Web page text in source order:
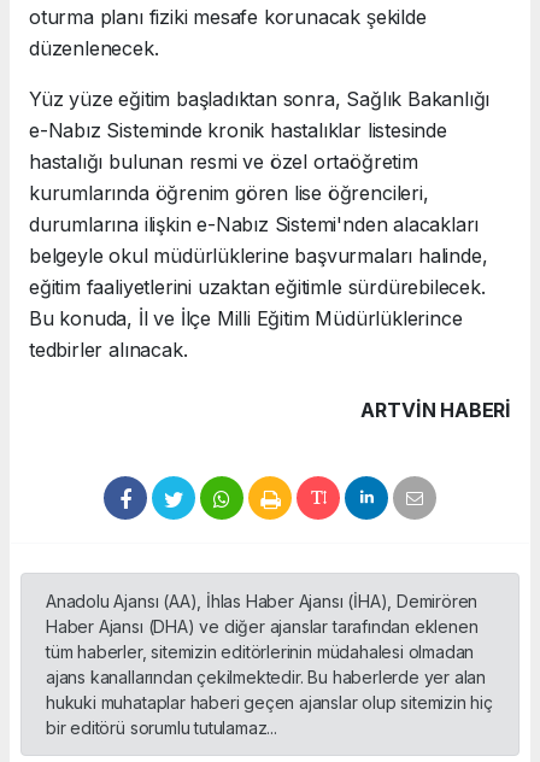
oturma planı fiziki mesafe korunacak şekilde
düzenlenecek.
Yüz yüze eğitim başladıktan sonra, Sağlık Bakanlığı
e-Nabız Sisteminde kronik hastalıklar listesinde
hastalığı bulunan resmi ve özel ortaöğretim
kurumlarında öğrenim gören lise öğrencileri,
durumlarına ilişkin e-Nabız Sistemi'nden alacakları
belgeyle okul müdürlüklerine başvurmaları halinde,
eğitim faaliyetlerini uzaktan eğitimle sürdürebilecek.
Bu konuda, İl ve İlçe Milli Eğitim Müdürlüklerince
tedbirler alınacak.
ARTVIN HABERİ
Anadolu Ajansı (AA), İhlas Haber Ajansı (İHA), Demirören
Haber Ajansı (DHA) ve diğer ajanslar tarafından eklenen
tüm haberler, sitemizin editörlerinin müdahalesi olmadan
ajans kanallarından çekilmektedir. Bu haberlerde yer alan
hukuki muhataplar haberi geçen ajanslar olup sitemizin hiç
bir editörü sorumlu tutulamaz...